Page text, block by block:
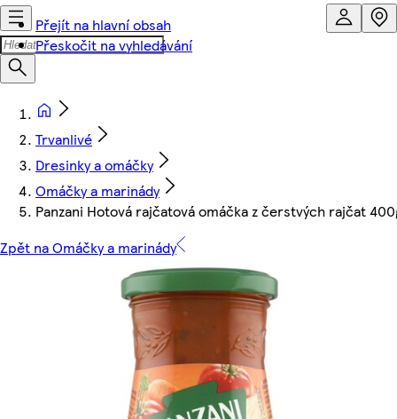
Přejít na hlavní obsah
Přeskočit na vyhledávání
Trvanlivé
Dresinky a omáčky
Omáčky a marinády
Panzani Hotová rajčatová omáčka z čerstvých rajčat
Zpět na Omáčky a marinády